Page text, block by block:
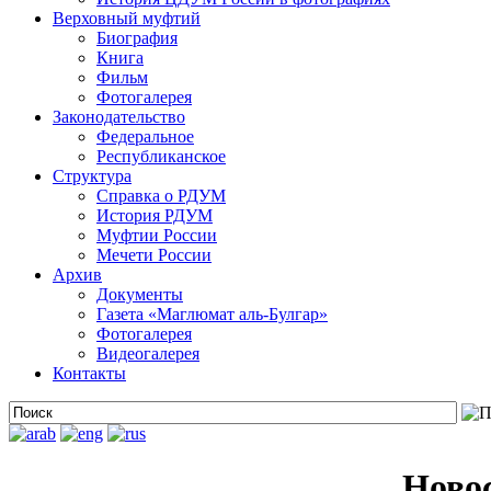
Верховный муфтий
Биография
Книга
Фильм
Фотогалерея
Законодательство
Федеральное
Республиканское
Структура
Справка о РДУМ
История РДУМ
Муфтии России
Мечети России
Архив
Документы
Газета «Маглюмат аль-Булгар»
Фотогалерея
Видеогалерея
Контакты